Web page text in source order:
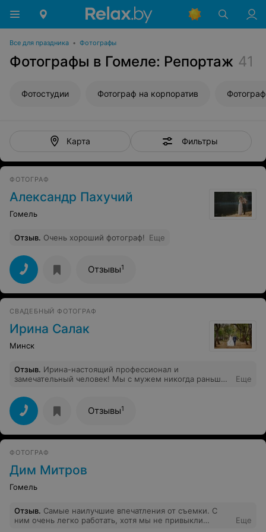
Все для праздника • Фотографы
Фотографы в Гомеле: Репортаж 41
Фотостудии Фотограф на корпоратив
Карта Фильтры
ФОТОГРАФ
Александр Пахучий
Гомель
Отзыв. Очень хороший фотограф! Еще
Отзывы1
СВАДЕБНЫЙ ФОТОГРАФ
Ирина Салак
Минск
Отзыв. Ирина-настоящий профессионал и
замечательный человек! Мы с мужем никогда раньше
создавать душевную атмосферу, благодаря
тактичности Ирины и дельным советам во время
съёмок нашей лавстори и свадьбы, чувствовали себя
абсолютно комфортно. Были уверены, что получим
превосходные снимки! С теплом вспоминаем наши
большое за Вашу душевность, ответственность и
высокий профессионализм в работе!!!
Еще
Отзывы1
ФОТОГРАФ
Дим Митров
Гомель
Отзыв. Самые наилучшие впечатления от съемки. С
ним очень легко работать, хотя мы не привыкли
Еще